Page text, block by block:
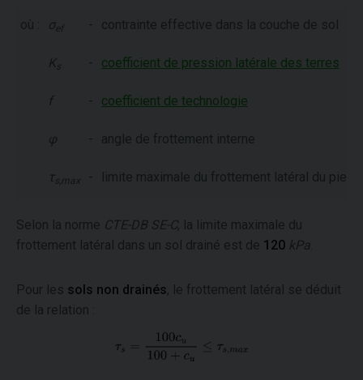
où : σef - contrainte effective dans la couche de sol
Ks - coefficient de pression latérale des terres
f - coefficient de technologie
φ - angle de frottement interne
τ s,max - limite maximale du frottement latéral du pieu
Selon la norme CTE-DB SE-C, la limite maximale du
frottement latéral dans un sol drainé est de 120 kPa
Pour les sols non drainés, le frottement latéral se déduit
de la relation :